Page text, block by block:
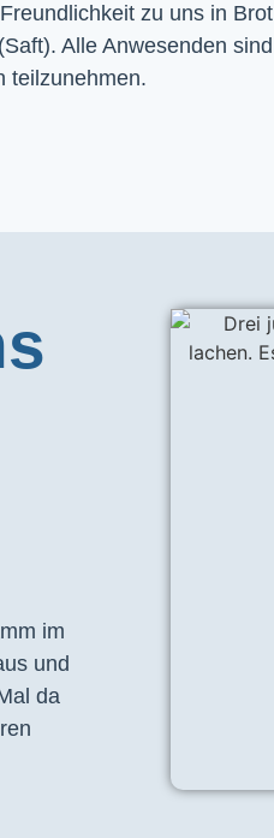
zu uns in Brot
Alle Anwesenden sind
teilzunehmen.
im
und
da